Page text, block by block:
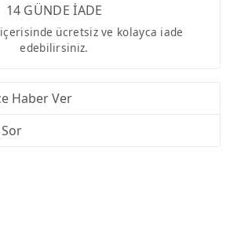
14 GÜNDE İADE
ücretsiz ve kolayca iade
edebilirsiniz.
Haber Ver
Sor